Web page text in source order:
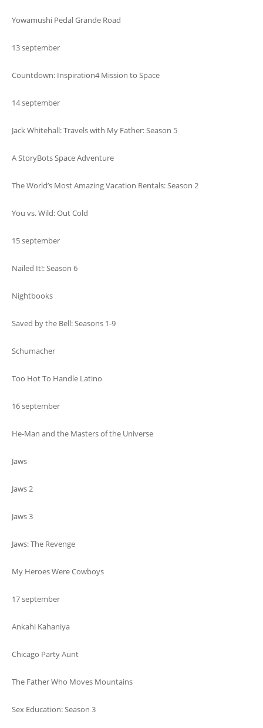
Yowamushi Pedal Grande Road
13 september
Countdown: Inspiration4 Mission to Space
14 september
Jack Whitehall: Travels with My Father: Season 5
A StoryBots Space Adventure
The World’s Most Amazing Vacation Rentals: Season 2
You vs. Wild: Out Cold
15 september
Nailed It!: Season 6
Nightbooks
Saved by the Bell: Seasons 1-9
Schumacher
Too Hot To Handle Latino
16 september
He-Man and the Masters of the Universe
Jaws
Jaws 2
Jaws 3
Jaws: The Revenge
My Heroes Were Cowboys
17 september
Ankahi Kahaniya
Chicago Party Aunt
The Father Who Moves Mountains
Sex Education: Season 3